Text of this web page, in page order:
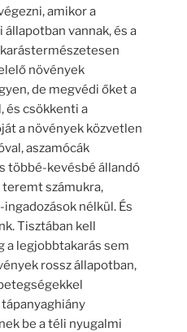
amikor a
vannak, és a
növények
de megvédi őket a
és csökkenti a
a növények közvetlen
aszamócák
többé-kevésbé állandó
számukra,
nélkül. És
Tisztában kell
a legjobbtakarás sem
rossz állapotban,
be a téli nyugalmi